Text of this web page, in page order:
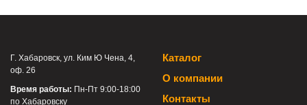
Каталог
О компании
Контакты
Г. Хабаровск, ул. Ким Ю Чена, 4,
оф. 26
Время работы: Пн-Пт 9:00-18:00
по Хабаровску